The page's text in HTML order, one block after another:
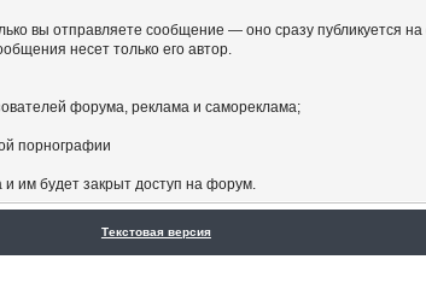
вы отправляете сообщение — оно сразу публикуется
несет только его автор.
форума, реклама и самореклама;
порнографии
им будет закрыт доступ на форум.
Текстовая версия